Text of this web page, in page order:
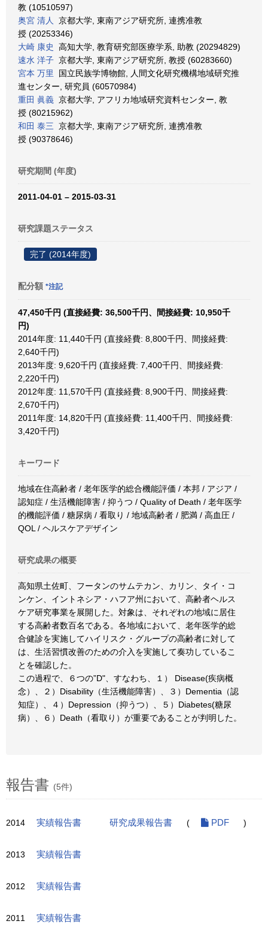
教 (10510597)
奥宮 清人
京都大学, 東南アジア研究所, 連携准教
授 (20253346)
大崎 康史
高知大学, 教育研究部医療学系, 助教 (20294829)
速水 洋子 京都大学, 東南アジア研究所, 教授 (60283660)
宮本 万里
国立民族学博物館, 人間文化研究機構地域研究推
進センター, 研究員 (60570984)
重田 眞義 京都大学, アフリカ地域研究資料センター, 教
授 (80215962)
和田 泰三 京都大学, 東南アジア研究所, 連携准教
授 (90378646)
研究期間 (年度)
2011-04-01 – 2015-03-31
研究課題ステータス
完了 (2014年度)
配分額 *注記
47,450千円 (直接経費: 36,500千円、間接経費: 10,950千
円)
2014年度: 11,440千円 (直接経費: 8,800千円、間接経費:
2,640千円)
2013年度: 9,620千円 (直接経費: 7,400千円、間接経費:
2,220千円)
2012年度: 11,570千円 (直接経費: 8,900千円、間接経費:
2,670千円)
2011年度: 14,820千円 (直接経費: 11,400千円、間接経費:
3,420千円)
キーワード
地域在住高齢者 / 老年医学的総合機能評価 / 本邦 / アジア /
認知症 / 生活機能障害 / 抑うつ / Quality of Death / 老年医学
的機能評価 / 糖尿病 / 看取り / 地域高齢者 / 肥満 / 高血圧 /
QOL / ヘルスケアデザイン
研究成果の概要
高知県土佐町、フータンのサムテカン、カリン、タイ・コ
ンケン、イントネシア・ハフア州において、高齢者ヘルス
ケア研究事業を展開した。対象は、それぞれの地域に居住
する高齢者数百名である。各地域において、老年医学的総
合健診を実施してハイリスク・グループの高齢者に対して
は、生活習慣改善のための介入を実施して奏功しているこ
とを確認した。
この過程で、６つの”D"、すなわち、１） Disease(疾病概
念）、２）Disability（生活機能障害）、３）Dementia（認
知症）、４）Depression（抑うつ）、５）Diabetes(糖尿
病）、６）Death（看取り）が重要であることが判明した。
報告書 (5件)
2014 実績報告書 研究成果報告書 ( PDF )
2013 実績報告書
2012 実績報告書
2011 実績報告書